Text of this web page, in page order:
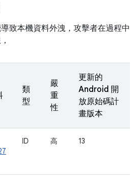
致本機資料外洩，攻擊者在過程中
類
型
嚴
重
性
更新的
Android 開
放原始碼計
畫版本
ID 高 13